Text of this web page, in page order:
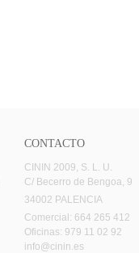
CONTACTO
CININ 2009, S. L. U.
C/ Becerro de Bengoa, 9
34002 PALENCIA
Comercial: 664 265 412
Oficinas: 979 11 02 92
info@cinin.es